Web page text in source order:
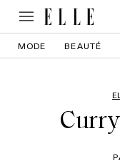
MODE BEAUTÉ